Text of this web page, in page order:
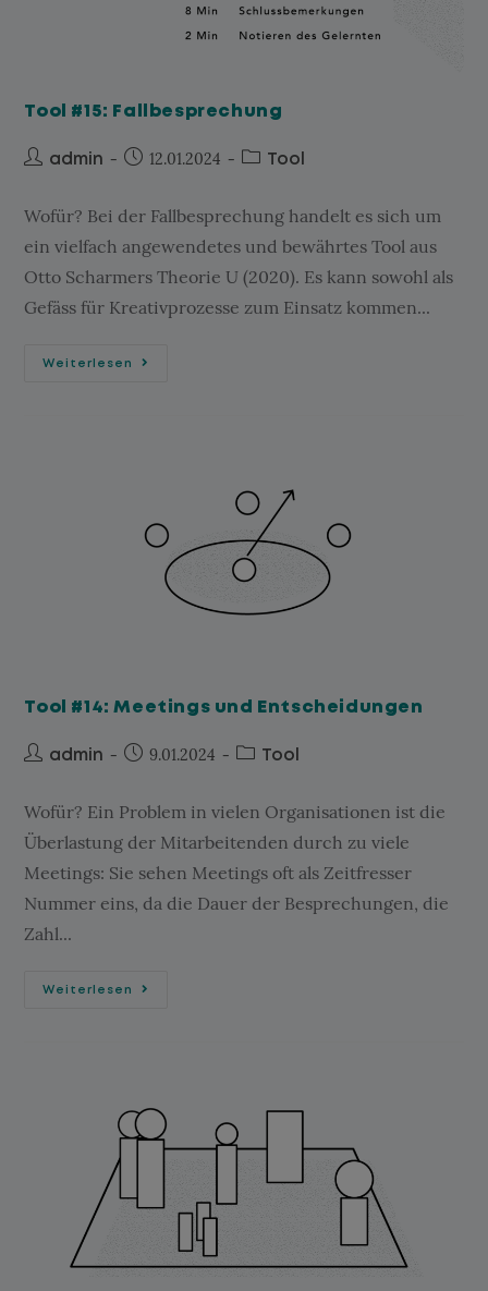
Tool #15: Fallbesprechung
admin 12.01.2024 Tool
Wofür? Bei der Fallbesprechung handelt es sich um
ein vielfach angewendetes und bewährtes Tool aus
Otto Scharmers Theorie U (2020). Es kann sowohl als
Gefäss für Kreativprozesse zum Einsatz kommen...
Weiterlesen
Tool #14: Meetings und Entscheidungen
admin 9.01.2024 Tool
Wofür? Ein Problem in vielen Organisationen ist die
Überlastung der Mitarbeitenden durch zu viele
Meetings: Sie sehen Meetings oft als Zeitfresser
Nummer eins, da die Dauer der Besprechungen, die
Zahl...
Weiterlesen